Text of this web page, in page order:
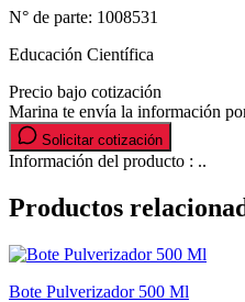
N° de parte: 1008531
Educación Científica
Precio bajo cotización
Marina te envía la información
Solicitar cotización
Información del producto : ..
Productos
Bote Pulverizador 500 Ml